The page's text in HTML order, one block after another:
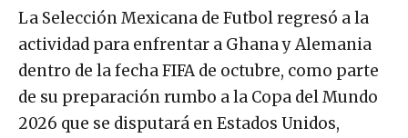
La Selección Mexicana de Futbol regresó a la
actividad para enfrentar a Ghana y Alemania
dentro de la fecha FIFA de octubre, como parte
de su preparación rumbo a la Copa del Mundo
2026 que se disputará en Estados Unidos,